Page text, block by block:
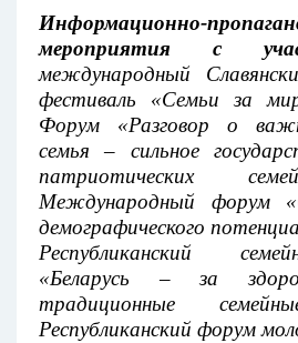
Информационно-
мероприятия с
международный
фестиваль «Семьи за
Форум «Разговор о
семья – сильное
патриотических
Международный форум
демографического
Республиканский
«Беларусь – за
традиционные
Республиканский форум